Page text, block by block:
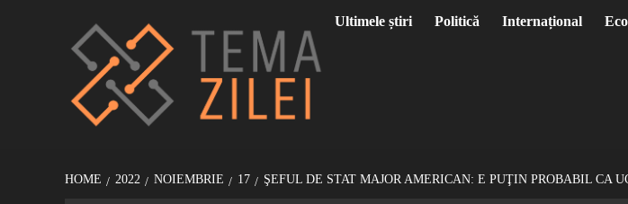
Ultimele știri Politică Internațional
HOME 2022 NOIEMBRIE 17 ŞEFUL DE STAT MAJOR AMERICAN: E PUŢIN PROBABIL CA